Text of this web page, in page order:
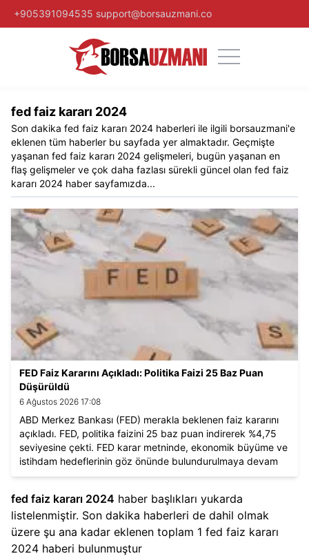
+905391094535 support@borsauzmani.co
fed faiz kararı 2024
Son dakika fed faiz kararı 2024 haberleri ile ilgili borsauzmani'e
eklenen tüm haberler bu sayfada yer almaktadır. Geçmişte
yaşanan fed faiz kararı 2024 gelişmeleri, bugün yaşanan en
flaş gelişmeler ve çok daha fazlası sürekli güncel olan fed faiz
kararı 2024 haber sayfamızda...
FED Faiz Kararını Açıkladı: Politika Faizi 25 Baz Puan
Düşürüldü
6 Ağustos 2026 17:08
ABD Merkez Bankası (FED) merakla beklenen faiz kararını
açıkladı. FED, politika faizini 25 baz puan indirerek %4,75
seviyesine çekti. FED karar metninde, ekonomik büyüme ve
istihdam hedeflerinin göz önünde bulundurulmaya devam
edileceği belirtildi.
fed faiz kararı 2024 haber başlıkları yukarda
listelenmiştir. Son dakika haberleri de dahil olmak
üzere şu ana kadar eklenen toplam 1 fed faiz kararı
2024 haberi bulunmuştur